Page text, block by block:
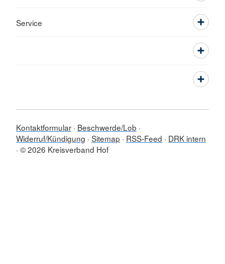
Service
Kontaktformular Beschwerde/Lob
Widerruf/Kündigung Sitemap RSS-Feed
DRK intern
© 2026 Kreisverband Hof